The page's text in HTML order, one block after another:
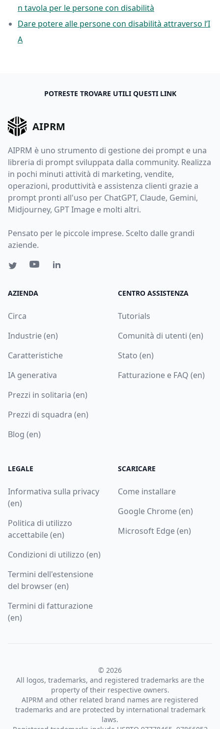
n tavola per le persone con disabilità
Dare potere alle persone con disabilità attraverso l’I
A
POTRESTE TROVARE UTILI QUESTI LINK
AIPRM
AIPRM è uno strumento di gestione dei prompt e una
libreria di prompt sviluppata dalla community. Realizza
in pochi minuti attività di marketing, vendite,
operazioni, produttività e assistenza clienti grazie a
prompt pronti all'uso per ChatGPT, Claude, Gemini,
Midjourney, GPT Image e molti altri.
Pensato per le piccole imprese. Scelto dalle grandi
aziende.
AZIENDA
Circa
Industrie (en)
Caratteristiche
IA generativa
Prezzi in solitaria (en)
Prezzi di squadra (en)
Blog (en)
CENTRO ASSISTENZA
Tutorials
Comunità di utenti (en)
Stato (en)
Fatturazione e FAQ (en)
LEGALE
Informativa sulla privacy
(en)
Politica di utilizzo
accettabile (en)
Condizioni di utilizzo (en)
Termini dell'estensione
del browser (en)
Termini di fatturazione
(en)
SCARICARE
Come installare
Google Chrome (en)
Microsoft Edge (en)
© 2026
All logos, trademarks, and registered trademarks are the
property of their respective owners.
AIPRM and other related brand names are registered
trademarks and are protected by international trademark
laws.